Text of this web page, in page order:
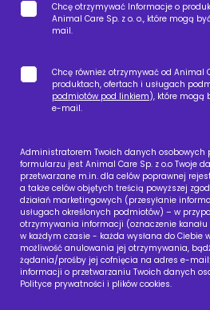
Chcę otrzymywać Informacje o
Animal Care Sp. z o. o., które mogą
mail.
Chcę również otrzymywać od Animal
produktach, ofertach i usługach
podmiotów pod linkiem), które mogą
e-mail.
Administratorem Twoich danych osobowych
formularzu jest Animal Care Sp. z o.o Twoje
przetwarzane m.in. dla celów poprawnej
a także celów objętych treścią powyższej
działań marketingowych (przesyłanie
usługach określonych podmiotów) – w
otrzymywania informacji (oznaczenie kanału
w każdym czasie - każda wysłana do Ciebie
możliwość anulowania jej otrzymywania,
żądania/prośby jej cofnięcia na adres e-mail:
informacji o przetwarzaniu Twoich danych
Polityce prywatności i plików cookies.